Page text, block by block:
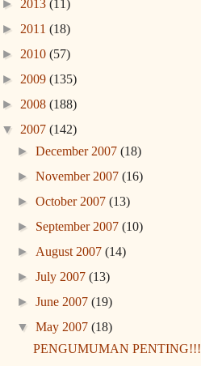
► 2013 (11)
► 2011 (18)
► 2010 (57)
► 2009 (135)
► 2008 (188)
▼ 2007 (142)
►December 2007(18)
►November 2007(16)
►October 2007(13)
► September 2007(10)
► August 2007(14)
►July 2007(13)
►June 2007(19)
▼May 2007(18)
PENGUMUMAN PENTING!!!